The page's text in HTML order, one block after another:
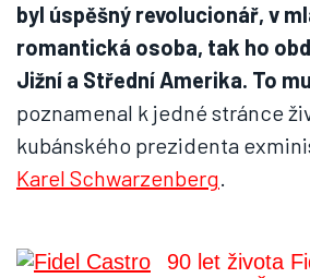
byl úspěšný revolucionář, v
romantická osoba, tak ho
Jižní a Střední Amerika. To
poznamenal k jedné stránce
kubánského prezidenta
Karel Schwarzenberg.
90 let života